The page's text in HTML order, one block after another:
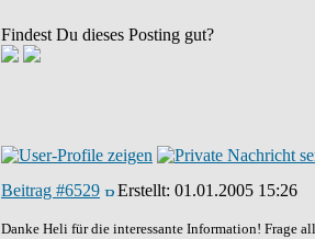
Findest Du dieses Posting gut?
Beitrag #6529 Erstellt: 01.01.2005 15:26
Danke Heli für die interessante Information! Frage